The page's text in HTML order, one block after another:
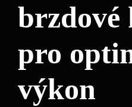
brzdové
pro
výkon